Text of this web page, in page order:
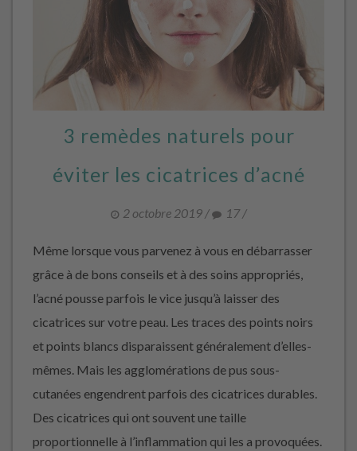
3 remèdes naturels pour
éviter les cicatrices d’acné
2 octobre 2019/ 17/
Même lorsque vous parvenez à vous en débarrasser
grâce à de bons conseils et à des soins appropriés,
l’acné pousse parfois le vice jusqu’à laisser des
cicatrices sur votre peau. Les traces des points noirs
et points blancs disparaissent généralement d’elles-
mêmes. Mais les agglomérations de pus sous-
cutanées engendrent parfois des cicatrices durables.
Des cicatrices qui ont souvent une taille
proportionnelle à l’inflammation qui les a provoquées.